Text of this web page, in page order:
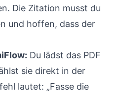
Die Zitation musst du
und hoffen, dass der
Du lädst das PDF
sie direkt in der
lautet: „Fasse die